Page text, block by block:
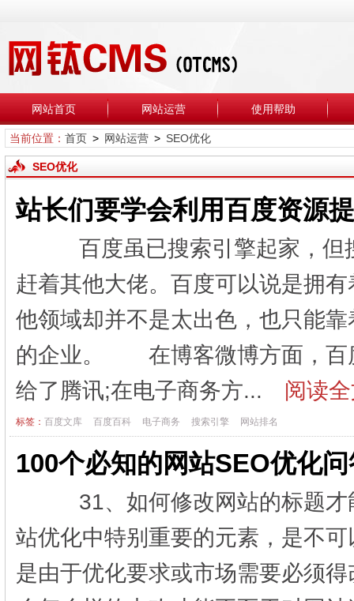
网站首页 网站运营 使用帮助
当前位置： 首页> 网站运营> SEO优化
SEO优化
站长们要学会利用百度资源
百度虽已搜索引擎起家，但
赶着其他大佬。百度可以说是拥
他领域却并不是太出色，也只能
的企业。 在博客微博方面，百
给了腾讯;在电子商务方...
阅读
标签： 百度文库 百度百科 电子商务 搜索引擎 网站排名
100个必知的网站SEO优化
31、如何修改网站的标题
站优化中特别重要的元素，是不
是由于优化要求或市场需要必须